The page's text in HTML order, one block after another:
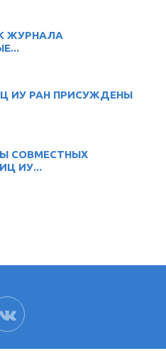
ЖУРНАЛА
ИУ РАН ПРИСУЖДЕНЫ
СОВМЕСТНЫХ
ИУ...
ВК